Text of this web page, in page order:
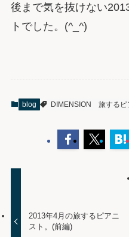
後まで気を抜けない
トでした。(^_^)
blog DIMENSION 旅するピ
2013年4月の旅するピアニ
スト。(前編)